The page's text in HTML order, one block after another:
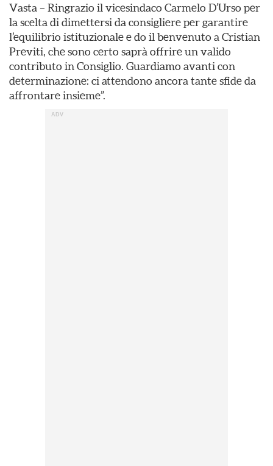
Vasta – Ringrazio il vicesindaco Carmelo D’Urso per
la scelta di dimettersi da consigliere per garantire
l’equilibrio istituzionale e do il benvenuto a Cristian
Previti, che sono certo saprà offrire un valido
contributo in Consiglio. Guardiamo avanti con
determinazione: ci attendono ancora tante sfide da
affrontare insieme”.